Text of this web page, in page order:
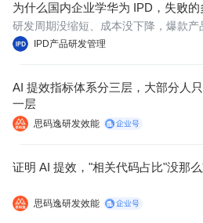
为什么国内企业学华为 IPD，失败的
IPD产品研发管理
研发周期没缩短、成本没下降，爆款
程，究竟是神是鬼？本文将从六个误
AI 提效指标体系分三层，大部分人
一层
思码逸研发效能
证明 AI 提效，"相关代码占比"没那
思码逸研发效能